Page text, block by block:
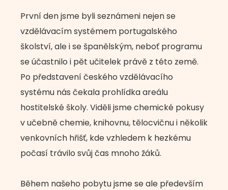
První den jsme byli seznámeni nejen se
vzdělávacím systémem portugalského
školství, ale i se španělským, neboť programu
se účastnilo i pět učitelek právě z této země.
Po představení českého vzdělávacího
systému nás čekala prohlídka areálu
hostitelské školy. Viděli jsme chemické pokusy
v učebně chemie, knihovnu, tělocvičnu i několik
venkovních hřišť, kde vzhledem k hezkému
počasí trávilo svůj čas mnoho žáků.
Během našeho pobytu jsme se ale především